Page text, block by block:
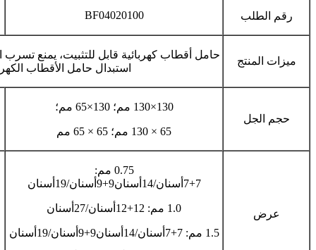
رقم الطلب BF04020100
ميزات المنتج
استبدال حامل الأقطاب
حجم الجل
130×130 مم؛ 130×65 مم؛
65 × 130 مم؛ 65 × 65 مم
عرض
0.75 مم:
7+7
أسنان/14 أسنان9+9 أسنان/19 أسنان
1.0 مم: 12+12 أسنان/27 أسنان
1.5 مم: 7+7 أسنان/14 أسنان9+9 أسنان/19 أسنان